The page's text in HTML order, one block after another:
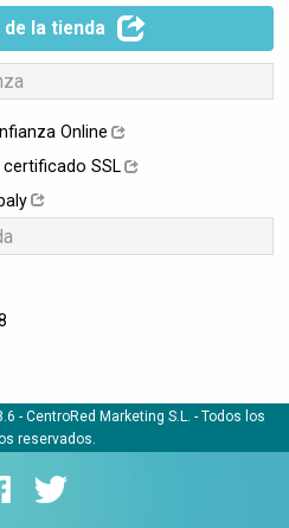
la tienda
Online
SSL
- CentroRed Marketing S.L. - Todos los
reservados.